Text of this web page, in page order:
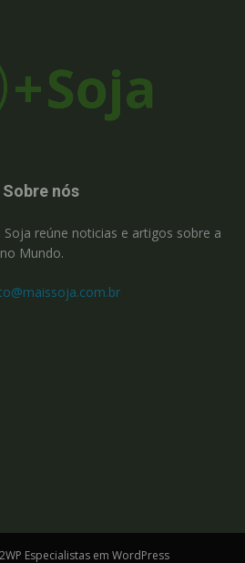
Sobre nós
reúne noticias e artigos sobre a
Mundo.
Especialistas em WordPress